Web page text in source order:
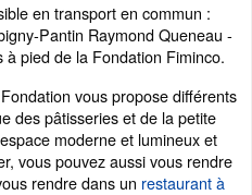
en transport en commun :
Pantin Raymond Queneau -
pied de la Fondation Fiminco.
vous propose différents
des pâtisseries et de la petite
moderne et lumineux et
vous pouvez aussi vous rendre
rendre dans un restaurant à